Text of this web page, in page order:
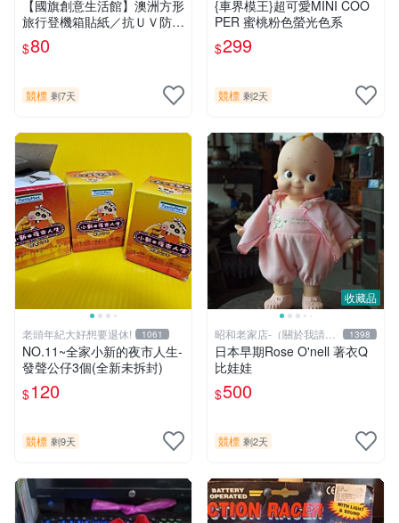
【國旗創意生活館】澳洲方形
旅行登機箱貼紙／抗ＵＶ防水
／行李箱／多國可收集訂製
$80
競標 剩7天
{車界模王}超可愛MINI COO
PER 蜜桃粉色螢光色系
$299
競標 剩2天
老頭年紀大好想要退休! 1061
NO.11~全家小新的夜市人生-
發聲公仔3個(全新未拆封)
$120
競標 剩9天
收藏品
昭和老家店-（關於我請詳
閱)
1398
日本早期Rose O'nell 著衣Q
比娃娃
$500
競標 剩2天